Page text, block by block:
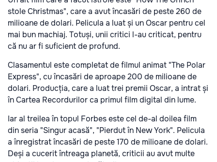
stole Christmas", care a avut încasări de peste 260 de
milioane de dolari. Pelicula a luat și un Oscar pentru cel
mai bun machiaj. Totuși, unii critici l-au criticat, pentru
că nu ar fi suficient de profund.
Clasamentul este completat de filmul animat "The Polar
Express", cu încasări de aproape 200 de milioane de
dolari. Producția, care a luat trei premii Oscar, a intrat și
în Cartea Recordurilor ca primul film digital din lume.
Iar al treilea în topul Forbes este cel de-al doilea film
din seria "Singur acasă", "Pierdut în New York". Pelicula
a înregistrat încasări de peste 170 de milioane de dolari.
Deși a cucerit întreaga planetă, criticii au avut multe